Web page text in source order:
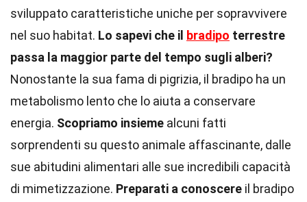
sviluppato caratteristiche uniche per sopravvivere
nel suo habitat. Lo sapevi che il bradipo terrestre
passa la maggior parte del tempo sugli alberi?
Nonostante la sua fama di pigrizia, il bradipo ha un
metabolismo lento che lo aiuta a conservare
energia. Scopriamo insieme alcuni fatti
sorprendenti su questo animale affascinante, dalle
sue abitudini alimentari alle sue incredibili capacità
di mimetizzazione. Preparati a conoscere il bradipo